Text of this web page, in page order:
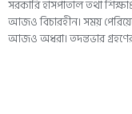
সরকারি হাসপাতাল তথা
আজও বিচারহীন। সময়
আজও অধরা। তদন্তভার